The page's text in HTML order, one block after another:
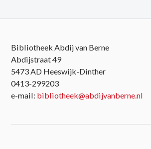
Bibliotheek Abdij van Berne
Abdijstraat 49
5473 AD Heeswijk-Dinther
0413-299203
e-mail: bibliotheek@abdijvanberne.nl